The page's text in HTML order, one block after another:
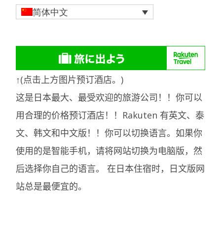
简体中文
↑(点击上方图片预订酒店。)
这是日本最大、最受欢迎的旅游公司！！你可以
用合理的价格预订酒店！！Rakuten 有英文、泰
文、韩文和中文版！！你可以切换语言。如果你
使用的是智能手机，请将网站切换为电脑版，然
后选择你自己的语言。在日本住宿时，日文版网
站总是最便宜的。